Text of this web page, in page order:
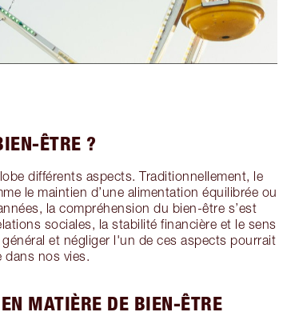
ÊTRE ?
différents aspects. Traditionnellement, le
le maintien d’une alimentation équilibrée ou
la compréhension du bien-être s’est
sociales, la stabilité financière et le sens
et négliger l'un de ces aspects pourrait
dans nos vies.
MATIÈRE DE BIEN-ÊTRE